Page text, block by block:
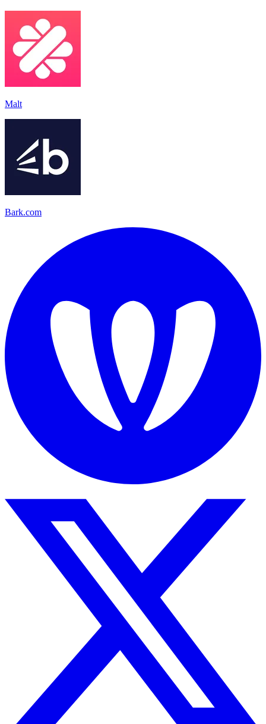
Malt
Bark.com